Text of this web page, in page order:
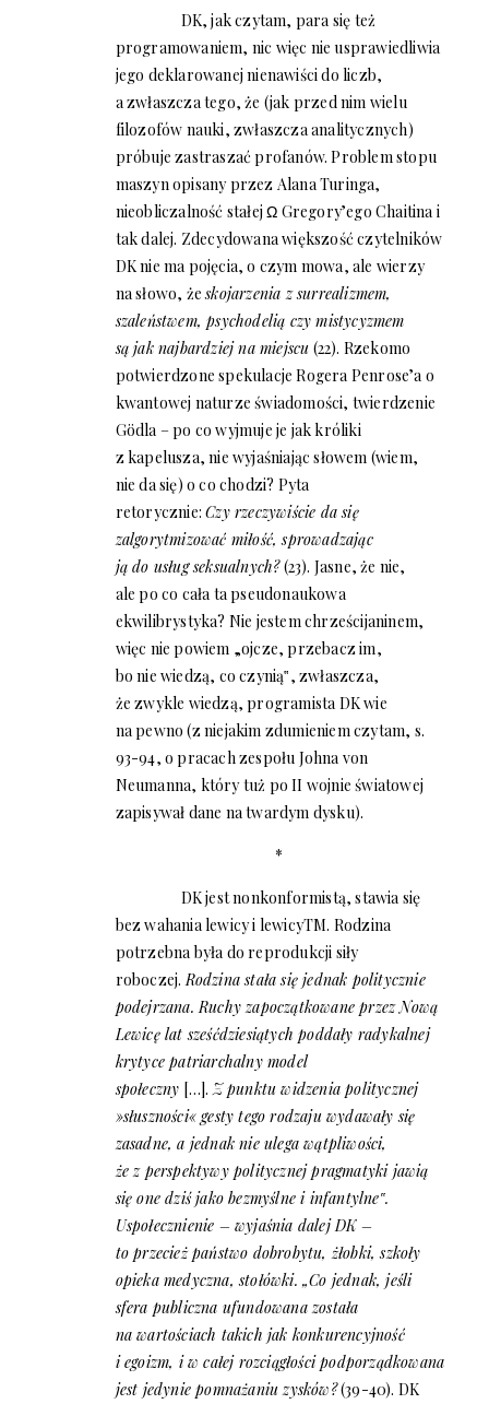
DK, jak czytam, para się też
programowaniem, nic więc nie usprawiedliwia
jego deklarowanej nienawiści do liczb,
a zwłaszcza tego, że (jak przed nim wielu
filozofów nauki, zwłaszcza analitycznych)
próbuje zastraszać profanów. Problem stopu
maszyn opisany przez Alana Turinga,
nieobliczalność stałej Ω Gregory’ego Chaitina i
tak dalej. Zdecydowana większość czytelników
DK nie ma pojęcia, o czym mowa, ale wierzy
na słowo, żeskojarzenia z surrealizmem,
szaleństwem, psychodelią czy mistycyzmem
są jak najbardziej na miejscu (22). Rzekomo
potwierdzone spekulacje Rogera Penrose’a o
kwantowej naturze świadomości, twierdzenie
Gödla – po co wyjmuje je jak króliki
z kapelusza, nie wyjaśniając słowem (wiem,
nie da się) o co chodzi? Pyta
retorycznie:Czy rzeczywiście da się
zalgorytmizować miłość, sprowadzając
ją do usług seksualnych?(23). Jasne, że nie,
ale po co cała ta pseudonaukowa
ekwilibrystyka? Nie jestem chrześcijaninem,
więc nie powiem „ojcze, przebacz im,
bo nie wiedzą, co czynią‟, zwłaszcza,
że zwykle wiedzą, programista DK wie
na pewno (z niejakim zdumieniem czytam, s.
93-94, o pracach zespołu Johna von
Neumanna, który tuż po II wojnie światowej
zapisywał dane na twardym dysku).
*
DK jest nonkonformistą, stawia się
bez wahania lewicy i lewicyTM. Rodzina
potrzebna była do reprodukcji siły
roboczej.Rodzina stała się jednak politycznie
podejrzana. Ruchy zapoczątkowane przez Nową
Lewicę lat sześćdziesiątych poddały radykalnej
krytyce patriarchalny model
społeczny […].Z punktu widzenia politycznej
»słuszności« gesty tego rodzaju wydawały się
zasadne, a jednak nie ulega wątpliwości,
że z perspektywy politycznej pragmatyki jawią
się one dziś jako bezmyślne i infantylne‟.
Uspołecznienie – wyjaśnia dalej DK –
to przecież państwo dobrobytu, żłobki, szkoły
opieka medyczna, stołówki. „Co jednak, jeśli
sfera publiczna ufundowana została
na wartościach takich jak konkurencyjność
i egoizm, i w całej rozciągłości podporządkowana
jest jedynie pomnażaniu zysków?(39-40). DK